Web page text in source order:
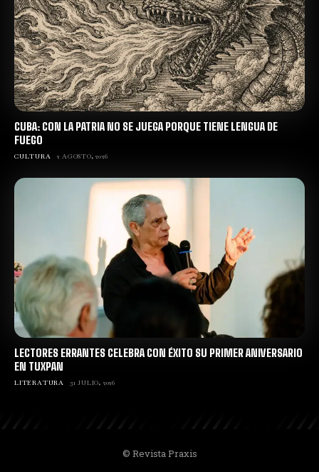
CUBA: CON LA PATRIA NO SE JUEGA PORQUE TIENE LENGUA DE
FUEGO
CULTURA 2 AGOSTO, 2026
LECTORES ERRANTES CELEBRA CON ÉXITO SU PRIMER ANIVERSARIO
EN TUXPAN
LITERATURA 31 JULIO, 2026
© Revista Praxis